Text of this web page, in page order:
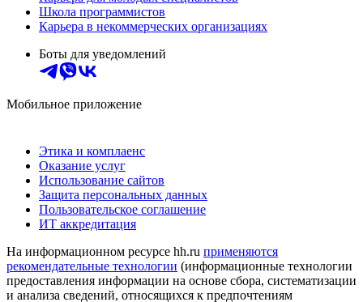
Школа программистов
Карьера в некоммерческих организациях
Боты для уведомлений
Мобильное приложение
Этика и комплаенс
Оказание услуг
Использование сайтов
Защита персональных данных
Пользовательское соглашение
ИТ аккредитация
На информационном ресурсе hh.ru применяются
рекомендательные технологии (информационные технологии
предоставления информации на основе сбора, систематизации
и анализа сведений, относящихся к предпочтениям